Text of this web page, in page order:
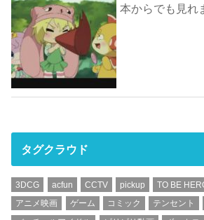
本からでも見れ
タグクラウド
3DCG acfun CCTV pickup TO BE
アニメ映画
ゲーム コミック テンセント